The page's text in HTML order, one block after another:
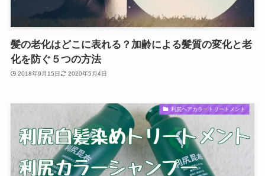
髪の老化はどこに表れる？加齢による髪質の変化と老
化を防ぐ５つの方法
2018年9月15日 2020年5月4日
利尻ヘアカラートリートメント